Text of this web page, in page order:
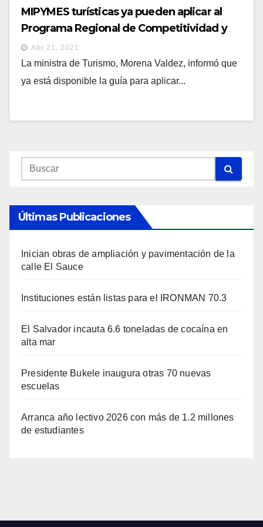
MIPYMES turísticas ya pueden aplicar al
Programa Regional de Competitividad y
Sostenibilidad del BCIE
Abr 21, 2021
La ministra de Turismo, Morena Valdez, informó que
ya está disponible la guía para aplicar...
Últimas Publicaciones
Inician obras de ampliación y pavimentación de la
calle El Sauce
Instituciones están listas para el IRONMAN 70.3
El Salvador incauta 6.6 toneladas de cocaína en
alta mar
Presidente Bukele inaugura otras 70 nuevas
escuelas
Arranca año lectivo 2026 con más de 1.2 millones
de estudiantes